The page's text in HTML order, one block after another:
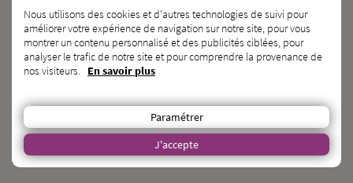
contact@millemercismariage.com
0 806 110 405 (Service gratuit hors coût opérateur)
Joignable du lundi au vendredi de 10h à 13h et de 14h à 17h
À PROPOS
Nous utilisons des cookies et d'autres technologies de suivi pour
améliorer votre expérience de navigation sur notre site, pour vous
montrer un contenu personnalisé et des publicités ciblées, pour
analyser le trafic de notre site et pour comprendre la provenance de
nos visiteurs. En savoir plus
Paramétrer
J'accepte